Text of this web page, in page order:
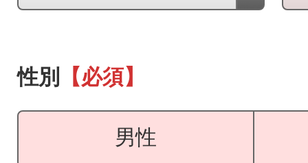
性別 【必須】
男性